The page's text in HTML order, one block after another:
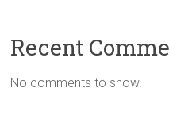
Recent
No comments to show.